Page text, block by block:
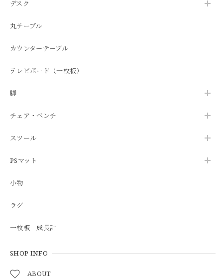
デスク
丸テーブル
カウンターテーブル
テレビボード（一枚板）
脚
チェア・ベンチ
スツール
PSマット
小物
ラグ
一枚板 成長計
SHOP INFO
ABOUT